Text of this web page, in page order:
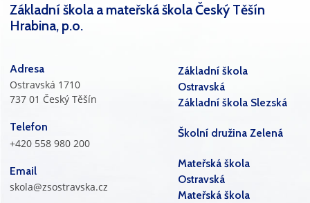
Základní škola a mateřská škola Český Těšín
Hrabina, p.o.
Adresa
Ostravská 1710
737 01 Český Těšín
Telefon
+420 558 980 200
Email
skola@zsostravska.cz
Základní škola
Ostravská
Základní škola Slezská
Školní družina Zelená
Mateřská škola
Ostravská
Mateřská škola